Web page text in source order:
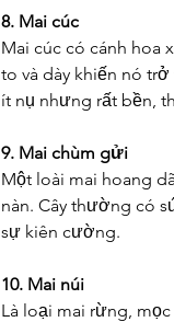
8. Mai cúc
Mai cúc có cánh hoa
to và dày khiến nó
ít nụ nhưng rất bền,
9. Mai chùm gửi
Một loài mai hoang
nàn. Cây thường có
sự kiên cường.
10. Mai núi
Là loại mai rừng,